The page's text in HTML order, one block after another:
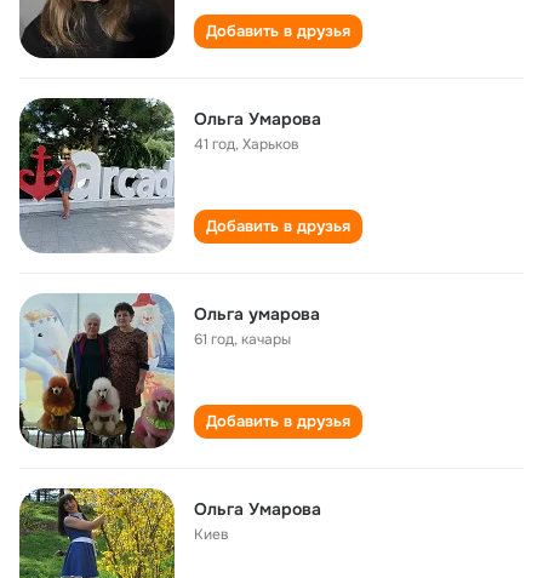
Добавить в друзья
Ольга Умарова
41 год,Харьков
Добавить в друзья
Ольга умарова
61 год,качары
Добавить в друзья
Ольга Умарова
Киев